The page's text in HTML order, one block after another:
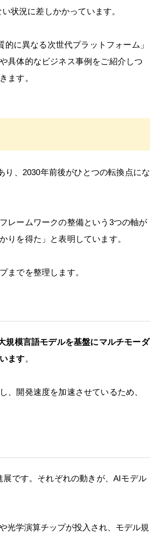
状況に差しかかっています。
に異なる次世代プラットフォーム」
具体的なビジネス事例をご紹介しつ
ます。
、2030年前後がひとつの転換点にな
レームワークの整備という3つの軸が
りを得た」と表明しています。
までを整理します。
規模言語モデルを基盤にマルチモーダ
ます。
、開発速度を加速させているため、
です。それぞれの動きが、AIモデル
光学演算チップが投入され、モデル規